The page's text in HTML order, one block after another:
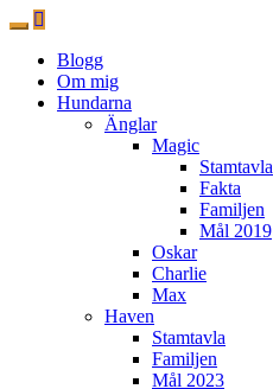
Blogg
Om mig
Hundarna
Änglar
Magic
Stamtavla
Fakta
Familjen
Mål 2019
Oskar
Charlie
Max
Haven
Stamtavla
Familjen
Mål 2023